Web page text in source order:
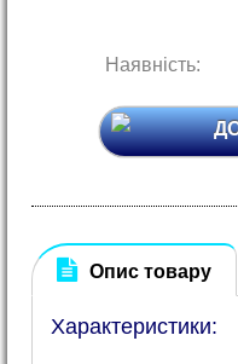
Наявність:
Опис товару
Характеристики: